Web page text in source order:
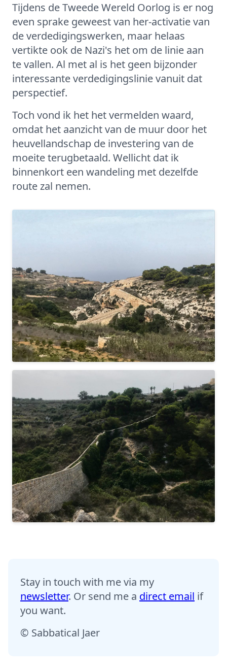
Tijdens de Tweede Wereld Oorlog is er nog
even sprake geweest van her-activatie van
de verdedigingswerken, maar helaas
vertikte ook de Nazi's het om de linie aan
te vallen. Al met al is het geen bijzonder
interessante verdedigingslinie vanuit dat
perspectief.
Toch vond ik het het vermelden waard,
omdat het aanzicht van de muur door het
heuvellandschap de investering van de
moeite terugbetaald. Wellicht dat ik
binnenkort een wandeling met dezelfde
route zal nemen.
Stay in touch with me via my
newsletter. Or send me a direct email if
you want.
© Sabbatical Jaer